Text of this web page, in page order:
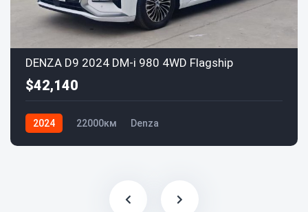
DENZA D9 2024 DM-i 980 4WD Flagship
$42,140
2024 22000км Denza